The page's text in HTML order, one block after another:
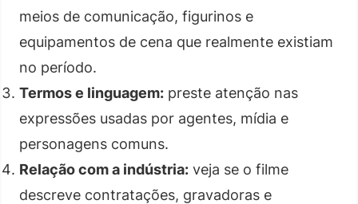
meios de comunicação, figurinos e
equipamentos de cena que realmente existiam
no período.
Termos e linguagem: preste atenção nas
expressões usadas por agentes, mídia e
personagens comuns.
Relação com a indústria: veja se o filme
descreve contratações, gravadoras e